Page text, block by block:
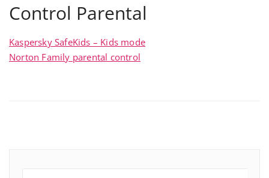
Control Parental
Kaspersky SafeKids – Kids mode
Norton Family parental control